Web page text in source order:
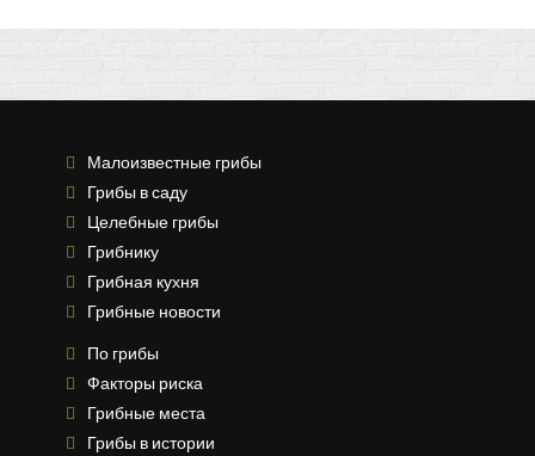
Малоизвестные грибы
Грибы в саду
Целебные грибы
Грибнику
Грибная кухня
Грибные новости
По грибы
Факторы риска
Грибные места
Грибы в истории